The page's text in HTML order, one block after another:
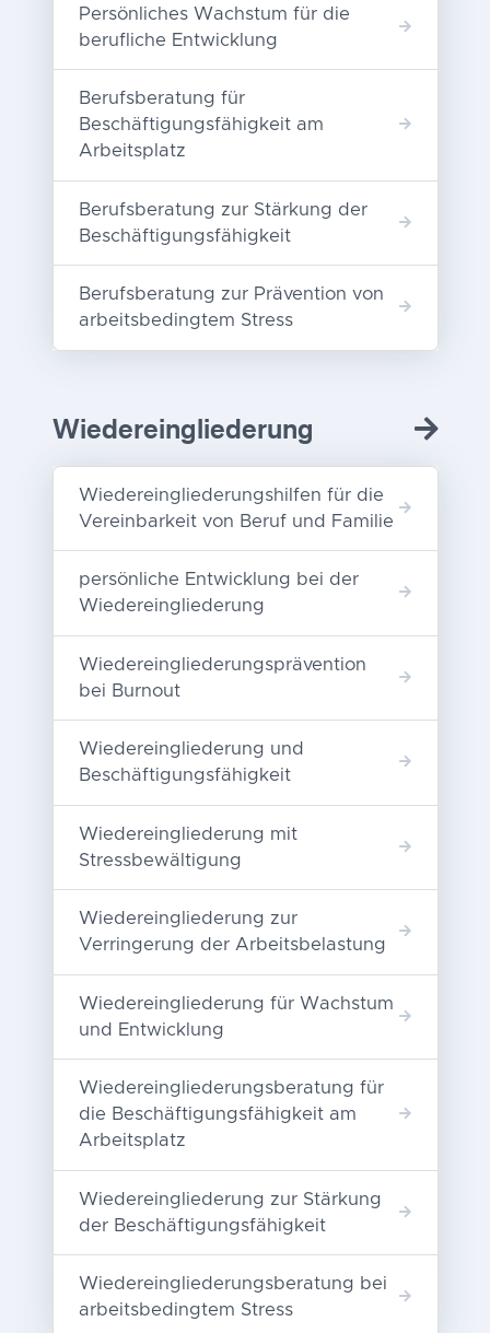
Persönliches Wachstum für die
berufliche Entwicklung
Berufsberatung für
Beschäftigungsfähigkeit am
Arbeitsplatz
Berufsberatung zur Stärkung der
Beschäftigungsfähigkeit
Berufsberatung zur Prävention von
arbeitsbedingtem Stress
Wiedereingliederung
Wiedereingliederungshilfen für die
Vereinbarkeit von Beruf und Familie
persönliche Entwicklung bei der
Wiedereingliederung
Wiedereingliederungsprävention
bei Burnout
Wiedereingliederung und
Beschäftigungsfähigkeit
Wiedereingliederung mit
Stressbewältigung
Wiedereingliederung zur
Verringerung der Arbeitsbelastung
Wiedereingliederung für Wachstum
und Entwicklung
Wiedereingliederungsberatung für
die Beschäftigungsfähigkeit am
Arbeitsplatz
Wiedereingliederung zur Stärkung
der Beschäftigungsfähigkeit
Wiedereingliederungsberatung bei
arbeitsbedingtem Stress